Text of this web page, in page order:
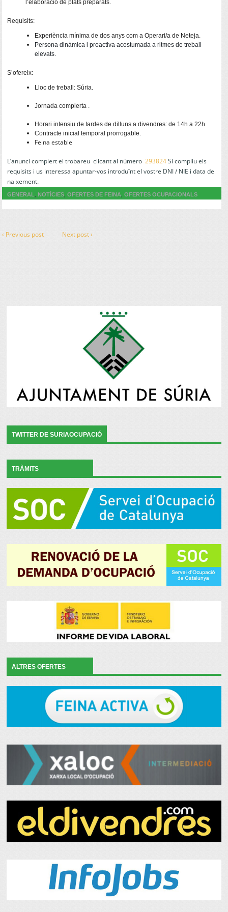
l’elaboració de plats preparats.
Requisits:
Experiència mínima de dos anys com a Operari/a de Neteja.
Persona dinàmica i proactiva acostumada a ritmes de treball
elevats.
S’ofereix:
Lloc de treball: Súria.
Jornada complerta .
Horari intensiu de tardes de dilluns a divendres: de 14h a 22h
Contracte inicial temporal prorrogable.
Feina estable
L’anunci complert el trobareu clicant al número293824Si compliu els
requisits i us interessa apuntar-vos introduïnt el vostre DNI / NIE i data de
naixement.
GENERAL,NOTÍCIES,OFERTES DE FEINA,OFERTES OCUPACIONALS
‹ Previous post Next post ›
TWITTER DE SURIAOCUPACIÓ
TRÀMITS
ALTRES OFERTES